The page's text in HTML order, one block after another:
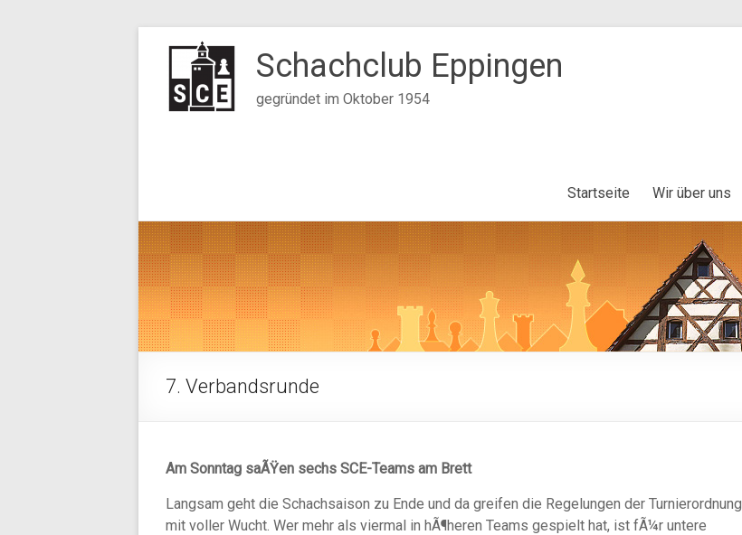
Inhalt
springen
Schachclub Eppingen
gegründet im Oktober 1954
Startseite Wir über uns
7. Verbandsrunde
Am Sonntag saÃŸen sechs SCE-Teams am Brett
Langsam geht die Schachsaison zu Ende und da greifen die Regelungen der Turnierordnung
mit voller Wucht. Wer mehr als viermal in hÃ¶heren Teams gespielt hat, ist fÃ¼r untere